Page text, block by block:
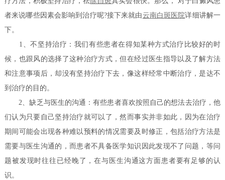
者来说哪些因素会影响到治疗呢?接下来就由云南白斑医院详细讲解一
下。
1、不坚持治疗：我们有些患者在得知某种方式治疗比较好的时
候，也跟风的选择了这种治疗方式，但在经过医生指导以及了解方法
和注意事项后，却没有坚持治疗下去，像这样经常中断治疗，是达不
到治疗的目的。
2、缺乏与医生的沟通：有些患者喜欢按照自己的想法去治疗，他
们认为只要自己坚持治疗就可以了，然而事实并非如此，因为在治疗
期间可能会出现各种难以预料的情况需要及时修正，包括治疗方法是
需要与医生沟通的，而患者不具备医学知识因此发现不了问题，等问
题被发现时往往已经晚了，在与医生沟通这方面患者要有足够的认
识。